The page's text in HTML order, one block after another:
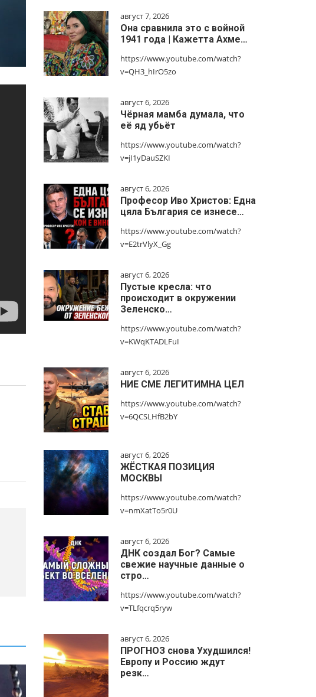
август 7, 2026
Она сравнила это с войной
1941 года | Кажетта Ахме…
https://www.youtube.com/watch?
v=QH3_hIrO5zo
август 6, 2026
Чёрная мамба думала, что
её яд убьёт
https://www.youtube.com/watch?
v=jI1yDauSZKI
август 6, 2026
Професор Иво Христов: Една
цяла България се изнесе…
https://www.youtube.com/watch?
v=E2trVlyX_Gg
август 6, 2026
Пустые кресла: что
происходит в окружении
Зеленско…
https://www.youtube.com/watch?
v=KWqKTADLFuI
август 6, 2026
НИЕ СМЕ ЛЕГИТИМНА ЦЕЛ
https://www.youtube.com/watch?
v=6QCSLHfB2bY
август 6, 2026
ЖЁСТКАЯ ПОЗИЦИЯ
МОСКВЫ
https://www.youtube.com/watch?
v=nmXatTo5r0U
август 6, 2026
ДНК создал Бог? Самые
свежие научные данные о
стро…
https://www.youtube.com/watch?
v=TLfqcrq5ryw
август 6, 2026
ПРОГНОЗ снова Ухудшился!
Европу и Россию ждут
резк…